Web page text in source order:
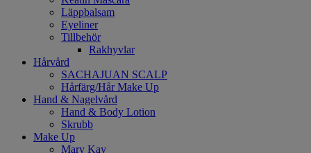
Läppbalsam
Eyeliner
Tillbehör
Rakhyvlar
Hårvård
SACHAJUAN SCALP
Hårfärg/Hår Make Up
Hand & Nagelvård
Hand & Body Lotion
Skrubb
Make Up
Mary Kay